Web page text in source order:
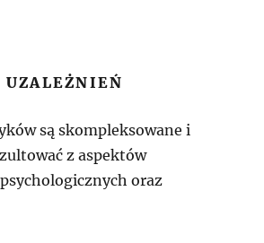
UZALEŻNIEŃ
są skompleksowane i
z aspektów
oraz